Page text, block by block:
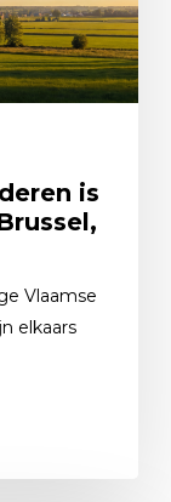
is
Vlaamse
elkaars